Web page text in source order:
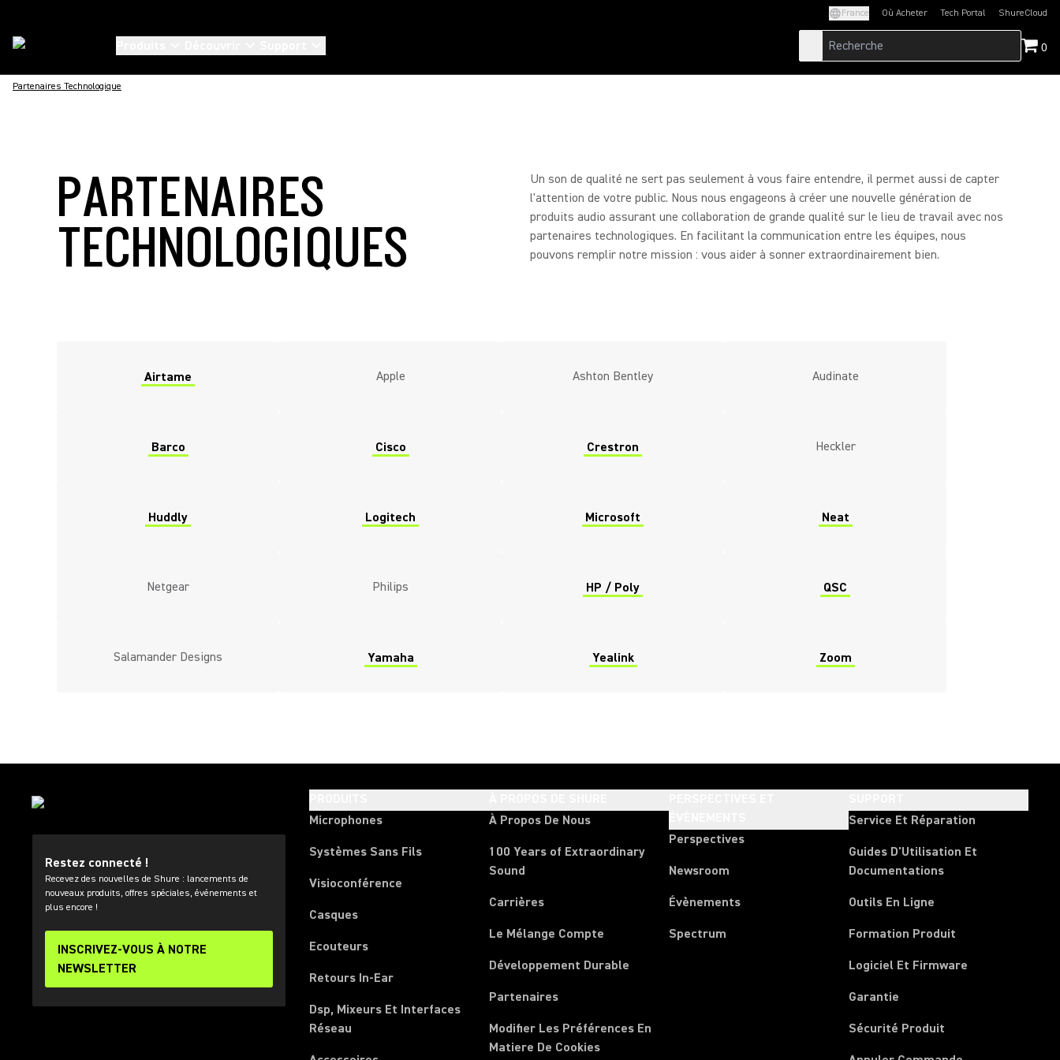
France Où Acheter Tech Portal
(Opens in a new tab)ShureCloud
(Opens in a new
0
Partenaires Technologique
PARTENAIRES
TECHNOLOGIQUES
Un son de qualité ne sert pas seulement à vous faire entendre, il permet aussi de capter
l'attention de votre public. Nous nous engageons à créer une nouvelle génération de
produits audio assurant une collaboration de grande qualité sur le lieu de travail avec nos
partenaires technologiques. En facilitant la communication entre les équipes, nous
pouvons remplir notre mission : vous aider à sonner extraordinairement bien.
Airtame Apple Ashton Bentley Audinate
Barco Cisco Crestron Heckler
Huddly Logitech Microsoft Neat
Netgear Philips HP / Poly QSC
Salamander Designs Yamaha Yealink Zoom
Restez connecté !
Recevez des nouvelles de Shure : lancements de
nouveaux produits, offres spéciales, événements et
plus encore !
INSCRIVEZ-VOUS À NOTRE
NEWSLETTER
Microphones
Systèmes Sans Fils
Visioconférence
Casques
Ecouteurs
Retours In-Ear
Dsp, Mixeurs Et Interfaces
Réseau
À Propos De Nous
100 Years of Extraordinary
Sound
Carrières
Le Mélange Compte
Développement Durable
Partenaires
Modifier Les Préférences En
Matiere De Cookies
Perspectives
Newsroom
Évènements
Spectrum
Service Et Réparation
Guides D'Utilisation Et
Documentations
Outils En Ligne
Formation Produit
Logiciel Et Firmware
Garantie
Sécurité Produit